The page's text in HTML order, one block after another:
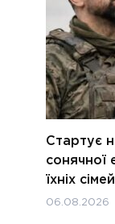
Стартує
сонячної
їхніх сімей
06.08.2026